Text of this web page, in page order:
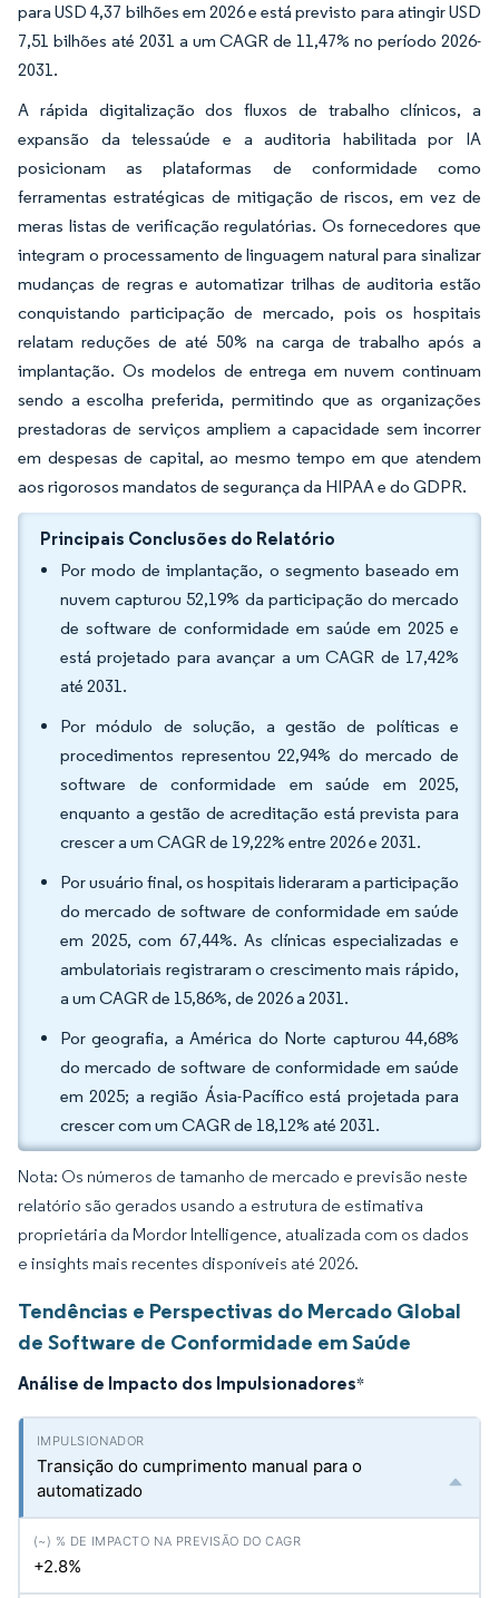
para USD 4,37 bilhões em 2026 e está previsto para atingir USD
7,51 bilhões até 2031 a um CAGR de 11,47% no período 2026-
2031.
A rápida digitalização dos fluxos de trabalho clínicos, a
expansão da telessaúde e a auditoria habilitada por IA
posicionam as plataformas de conformidade como
ferramentas estratégicas de mitigação de riscos, em vez de
meras listas de verificação regulatórias. Os fornecedores que
integram o processamento de linguagem natural para sinalizar
mudanças de regras e automatizar trilhas de auditoria estão
conquistando participação de mercado, pois os hospitais
relatam reduções de até 50% na carga de trabalho após a
implantação. Os modelos de entrega em nuvem continuam
sendo a escolha preferida, permitindo que as organizações
prestadoras de serviços ampliem a capacidade sem incorrer
em despesas de capital, ao mesmo tempo em que atendem
aos rigorosos mandatos de segurança da HIPAA e do GDPR.
Principais Conclusões do Relatório
Por modo de implantação, o segmento baseado em
nuvem capturou 52,19% da participação do mercado
de software de conformidade em saúde em 2025 e
está projetado para avançar a um CAGR de 17,42%
até 2031.
Por módulo de solução, a gestão de políticas e
procedimentos representou 22,94% do mercado de
software de conformidade em saúde em 2025,
enquanto a gestão de acreditação está prevista para
crescer a um CAGR de 19,22% entre 2026 e 2031.
Por usuário final, os hospitais lideraram a participação
do mercado de software de conformidade em saúde
em 2025, com 67,44%. As clínicas especializadas e
ambulatoriais registraram o crescimento mais rápido,
a um CAGR de 15,86%, de 2026 a 2031.
Por geografia, a América do Norte capturou 44,68%
do mercado de software de conformidade em saúde
em 2025; a região Ásia-Pacífico está projetada para
crescer com um CAGR de 18,12% até 2031.
Nota: Os números de tamanho de mercado e previsão neste
relatório são gerados usando a estrutura de estimativa
proprietária da Mordor Intelligence, atualizada com os dados
e insights mais recentes disponíveis até 2026.
Tendências e Perspectivas do Mercado Global
de Software de Conformidade em Saúde
Análise de Impacto dos Impulsionadores*
Transição do cumprimento manual para o
automatizado
+2.8%